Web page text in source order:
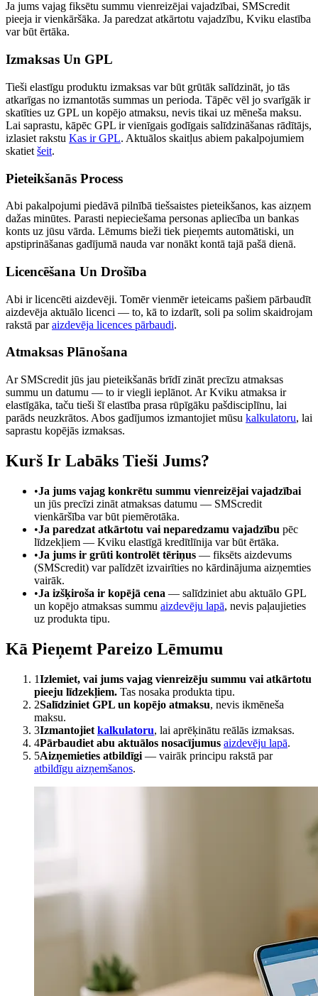
Ja jums vajag fiksētu summu vienreizējai vajadzībai, SMScredit
pieeja ir vienkāršāka. Ja paredzat atkārtotu vajadzību, Kviku elastība
var būt ērtāka.
Izmaksas Un GPL
Tieši elastīgu produktu izmaksas var būt grūtāk salīdzināt, jo tās
atkarīgas no izmantotās summas un perioda. Tāpēc vēl jo svarīgāk ir
skatīties uz GPL un kopējo atmaksu, nevis tikai uz mēneša maksu.
Lai saprastu, kāpēc GPL ir vienīgais godīgais salīdzināšanas rādītājs,
izlasiet rakstu Kas ir GPL. Aktuālos skaitļus abiem pakalpojumiem
skatiet šeit.
Pieteikšanās Process
Abi pakalpojumi piedāvā pilnībā tiešsaistes pieteikšanos, kas aizņem
dažas minūtes. Parasti nepieciešama personas apliecība un bankas
konts uz jūsu vārda. Lēmums bieži tiek pieņemts automātiski, un
apstiprināšanas gadījumā nauda var nonākt kontā tajā pašā dienā.
Licencēšana Un Drošība
Abi ir licencēti aizdevēji. Tomēr vienmēr ieteicams pašiem pārbaudīt
aizdevēja aktuālo licenci — to, kā to izdarīt, soli pa solim skaidrojam
rakstā paraizdevēja licences pārbaudi.
Atmaksas Plānošana
Ar SMScredit jūs jau pieteikšanās brīdī zināt precīzu atmaksas
summu un datumu — to ir viegli ieplānot. Ar Kviku atmaksa ir
elastīgāka, taču tieši šī elastība prasa rūpīgāku pašdisciplīnu, lai
parāds neuzkrātos. Abos gadījumos izmantojiet mūsu kalkulatoru, lai
saprastu kopējās izmaksas.
Kurš Ir Labāks Tieši Jums?
•Ja jums vajag konkrētu summu vienreizējai vajadzībai
un jūs precīzi zināt atmaksas datumu — SMScredit
vienkāršība var būt piemērotāka.
•Ja paredzat atkārtotu vai neparedzamu vajadzību pēc
līdzekļiem — Kviku elastīgā kredītlīnija var būt ērtāka.
•Ja jums ir grūti kontrolēt tēriņus — fiksēts aizdevums
(SMScredit) var palīdzēt izvairīties no kārdinājuma aizņemties
vairāk.
•Ja izšķiroša ir kopējā cena — salīdziniet abu aktuālo GPL
un kopējo atmaksas summu aizdevēju lapā, nevis paļaujieties
uz produkta tipu.
Kā Pieņemt Pareizo Lēmumu
1Izlemiet, vai jums vajag vienreizēju summu vai atkārtotu
pieeju līdzekļiem. Tas nosaka produkta tipu.
2Salīdziniet GPL un kopējo atmaksu, nevis ikmēneša
maksu.
3Izmantojiet kalkulatoru, lai aprēķinātu reālās izmaksas.
4Pārbaudiet abu aktuālos nosacījumus aizdevēju lapā.
5Aizņemieties atbildīgi — vairāk principu rakstā par
atbildīgu aizņemšanos.